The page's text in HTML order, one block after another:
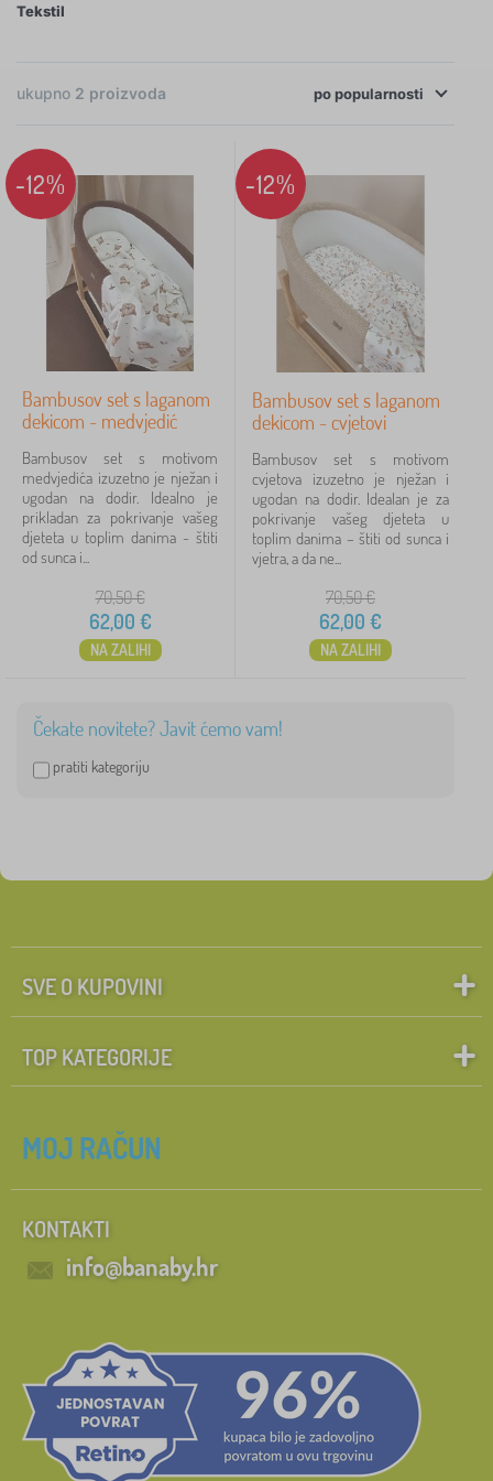
bijela
2
smeđa
1
šaren
1
Pretraži unutar filtra
Dostupnost
Oznake
Ukloni FILTRIRAJ
Tekstil
ukupno 2 proizvoda
-12%
Bambusov set s laganom
dekicom - medvjedić
Bambusov set s motivom
medvjedića izuzetno je nježan i
ugodan na dodir. Idealno je
prikladan za pokrivanje vašeg
djeteta u toplim danima - štiti
od sunca i...
70,50€
62,00 €
NA ZALIHI
-12%
Bambusov set s laganom
dekicom - cvjetovi
Bambusov set s motivom
cvjetova izuzetno je nježan i
ugodan na dodir. Idealan je za
pokrivanje vašeg djeteta u
toplim danima – štiti od sunca i
vjetra, a da ne...
70,50€
62,00 €
NA ZALIHI
Čekate novitete? Javit ćemo vam!
pratiti kategoriju
SVE O KUPOVINI
TOP KATEGORIJE
MOJ RAČUN
KONTAKTI
info@banaby.hr